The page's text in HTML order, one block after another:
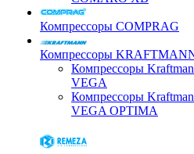
Компрессоры COMPRAG
Компрессоры
Компрессоры
VEGA
Компрессоры
VEGA OPTIMA